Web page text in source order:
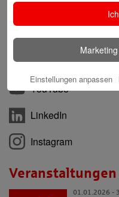
Mail:
Facebook
YouTube
LinkedIn
Instagram
Veranstaltungen
01.01.2026 -
Einstellungen anpassen